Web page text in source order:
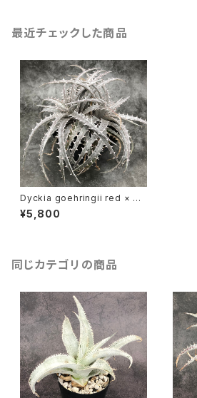
最近チェックした商品
Dyckia goehringii red × de
licata GF F1 (Double Head)
¥5,800
同じカテゴリの商品